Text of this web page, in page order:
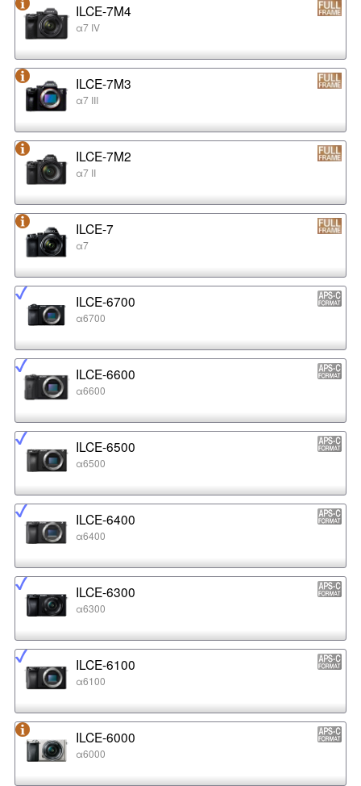
ILCE-7M4
α7 IV
ILCE-7M3
α7 III
ILCE-7M2
α7 II
ILCE-7
α7
ILCE-6700
α6700
ILCE-6600
α6600
ILCE-6500
α6500
ILCE-6400
α6400
ILCE-6300
α6300
ILCE-6100
α6100
ILCE-6000
α6000